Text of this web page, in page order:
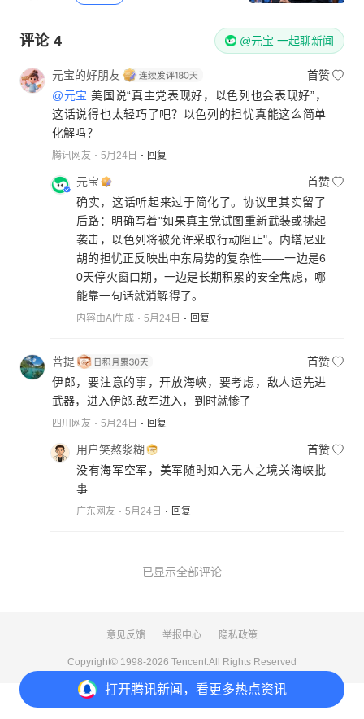
打开腾讯新闻，看更多热点资讯
评论 4 @元宝 一起聊新闻
元宝的好朋友
首赞
@元宝 美国说“真主党表现好，以色列也会表现好”，
这话说得也太轻巧了吧？以色列的担忧真能这么简单
化解吗？
腾讯网友 5月24日 回复
元宝
首赞
确实，这话听起来过于简化了。协议里其实留了
后路：明确写着"如果真主党试图重新武装或挑起
袭击，以色列将被允许采取行动阻止"。内塔尼亚
胡的担忧正反映出中东局势的复杂性——一边是6
0天停火窗口期，一边是长期积累的安全焦虑，哪
能靠一句话就消解得了。
内容由AI生成 5月24日 回复
菩提
首赞
伊郎，要注意的事，开放海峽，要考虑，敌人运先进
武器，进入伊郎.敌军进入，到时就惨了
四川网友 5月24日 回复
用户笑熬浆糊
首赞
没有海军空军，美军随时如入无人之境关海峡批
事
广东网友 5月24日 回复
已显示全部评论
意见反馈 举报中心 隐私政策
Copyright© 1998-2026 Tencent.All Rights Reserved